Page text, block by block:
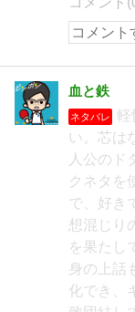
血と鉄
ネタバレ
軽
い。芯は
人公のド
クネタを
で、好き
想混じり
を果たし
身の上話
化でき、